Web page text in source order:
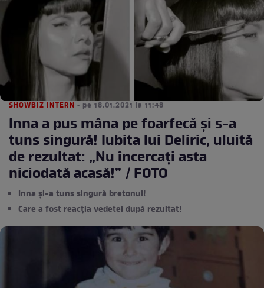
SHOWBIZ INTERN • pe 18.01.2021 la 11:48
Inna a pus mâna pe foarfecă și s-a
tuns singură! Iubita lui Deliric, uluită
de rezultat: „Nu încercați asta
niciodată acasă!” / FOTO
Inna și-a tuns singură bretonul!
Care a fost reacția vedetei după rezultat!